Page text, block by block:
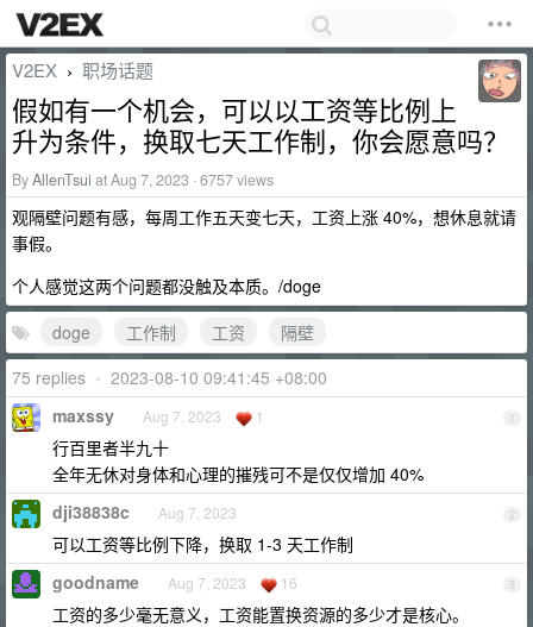
V2EX › 职场话题
假如有一个机会，可以以工资等比例上
升为条件，换取七天工作制，你会愿意吗？
ByAllenTsui at Aug 7, 2023 · 6757 views
观隔壁问题有感，每周工作五天变七天，工资上涨 40%，想休息就请
事假。
个人感觉这两个问题都没触及本质。/doge
doge
工作制 工资
隔壁
75 replies • 2023-08-10 09:41:45 +08:00
1
maxssy Aug 7, 2023 1
行百里者半九十
全年无休对身体和心理的摧残可不是仅仅增加 40%
2
dji38838c Aug 7, 2023
可以工资等比例下降，换取 1-3 天工作制
3
goodname Aug 7, 2023 16
工资的多少毫无意义，工资能置换资源的多少才是核心。